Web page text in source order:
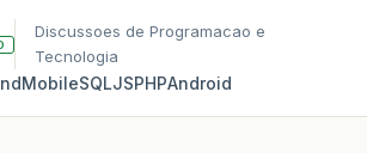
Discussoes de Programacao e
Tecnologia
MobileSQLJSPHPAndroid